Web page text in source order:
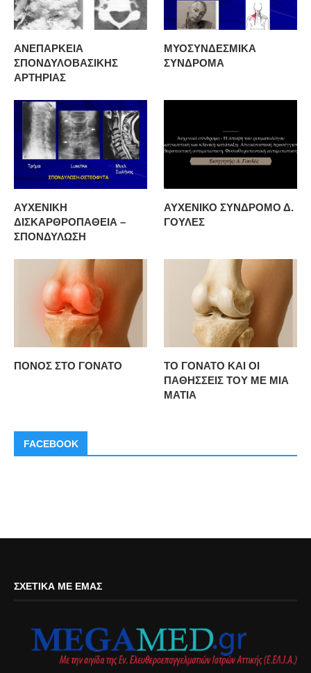
ΑΝΕΠΑΡΚΕΙΑ
ΣΠΟΝΔΥΛΟΒΑΣΙΚΗΣ
ΑΡΤΗΡΙΑΣ
ΜΥΟΣΥΝΔΕΣΜΙΚΑ
ΣΥΝΔΡΟΜΑ
ΑΥΧΕΝΙΚΗ
ΔΙΣΚΑΡΘΡΟΠΑΘΕΙΑ –
ΣΠΟΝΔΥΛΩΣΗ
ΑΥΧΕΝΙΚΟ ΣΥΝΔΡΟΜΟ Δ.
ΓΟΥΛΕΣ
ΠΟΝΟΣ ΣΤΟ ΓΟΝΑΤΟ
ΤΟ ΓΟΝΑΤΟ ΚΑΙ ΟΙ
ΠΑΘΗΣΣΕΙΣ ΤΟΥ ΜΕ ΜΙΑ
ΜΑΤΙΑ
FACEBOOK
ΣΧΕΤΙΚΆ ΜΕ ΕΜΆΣ